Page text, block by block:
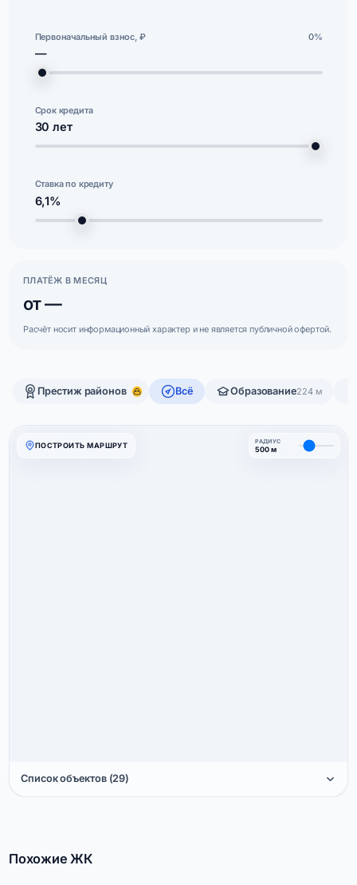
Первоначальный взнос, ₽ 0%
—
Срок кредита
30 лет
Ставка по кредиту
6,1%
ПЛАТЁЖ В МЕСЯЦ
от —
Расчёт носит информационный характер и не является публичной офертой.
Престиж районов Всё Образование224 м
ПОСТРОИТЬ МАРШРУТ РАДИУС
500 м
Список объектов (29)
Похожие ЖК